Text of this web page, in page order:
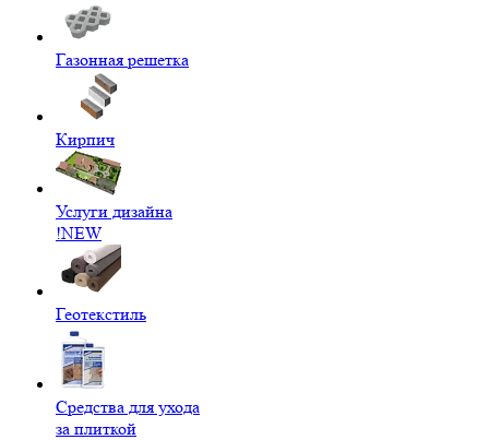
Газонная решетка
Кирпич
Услуги дизайна
!NEW
Геотекстиль
Средства для ухода
за плиткой